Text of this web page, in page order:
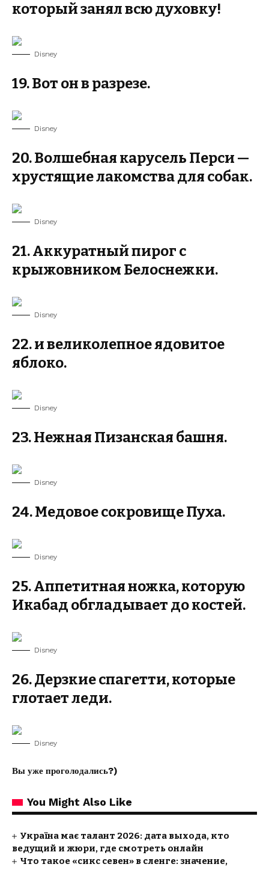
который занял всю духовку!
Disney
19. Вот он в разрезе.
Disney
20. Волшебная карусель Перси —
хрустящие лакомства для собак.
Disney
21. Аккуратный пирог с
крыжовником Белоснежки.
Disney
22. и великолепное ядовитое
яблоко.
Disney
23. Нежная Пизанская башня.
Disney
24. Медовое сокровище Пуха.
Disney
25. Аппетитная ножка, которую
Икабад обгладывает до костей.
Disney
26. Дерзкие спагетти, которые
глотает леди.
Disney
Вы уже проголодались?)
You Might Also Like
Україна має талант 2026: дата выхода, кто
ведущий и жюри, где смотреть онлайн
Что такое «сикс севен» в сленге: значение,